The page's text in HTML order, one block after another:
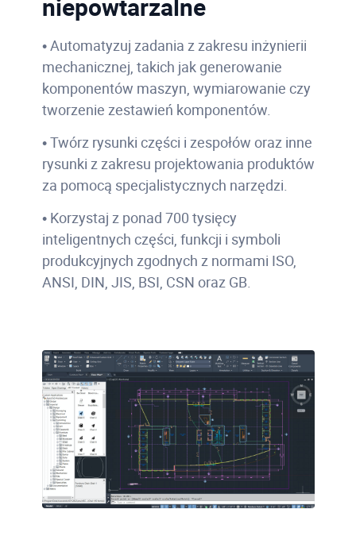
• Automatyzuj zadania z zakresu inżynierii
mechanicznej, takich jak generowanie
komponentów maszyn, wymiarowanie czy
tworzenie zestawień komponentów.
• Twórz rysunki części i zespołów oraz inne
rysunki z zakresu projektowania produktów
za pomocą specjalistycznych narzędzi.
• Korzystaj z ponad 700 tysięcy
inteligentnych części, funkcji i symboli
produkcyjnych zgodnych z normami ISO,
ANSI, DIN, JIS, BSI, CSN oraz GB.